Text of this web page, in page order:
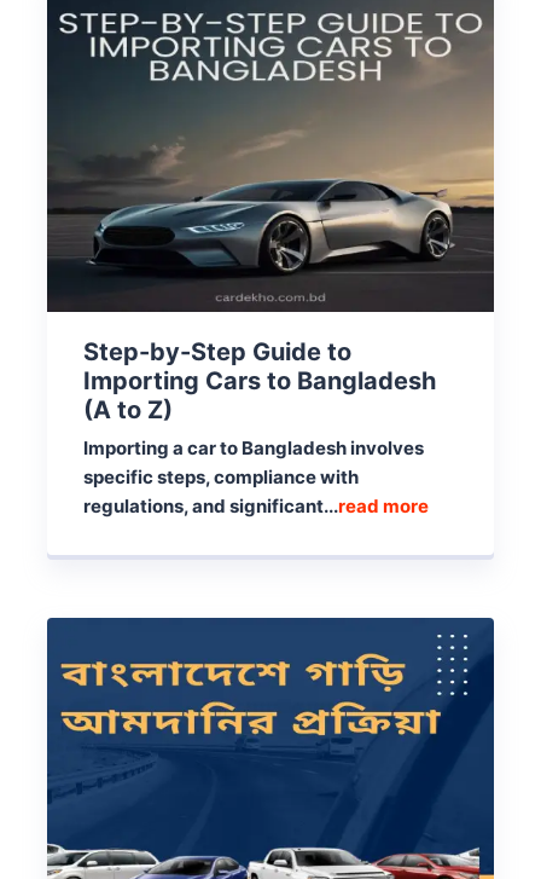
Step-by-Step Guide to
Importing Cars to Bangladesh
(A to Z)
Importing a car to Bangladesh involves
specific steps, compliance with
regulations, and significant...read more